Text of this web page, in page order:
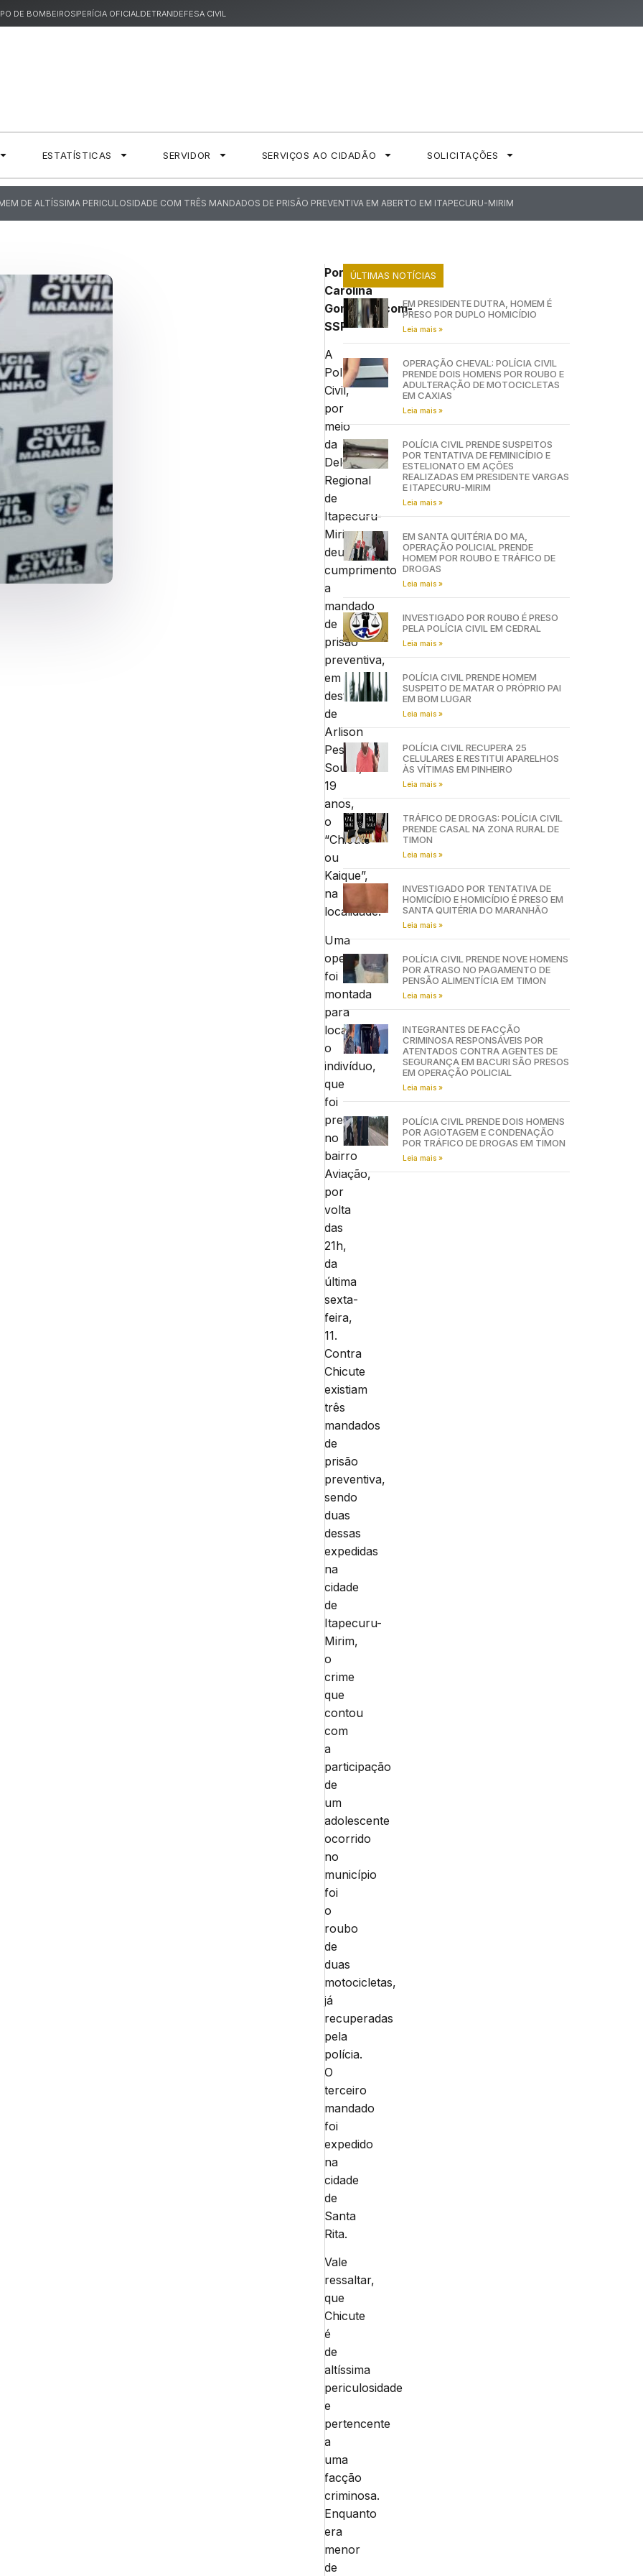
DE BOMBEIROSPERÍCIA OFICIALDETRANDEFESA CIVIL
ESTATÍSTICAS SERVIDOR SERVIÇOS AO CIDADÃO SOLICITAÇÕES
DE ALTÍSSIMA PERICULOSIDADE COM TRÊS MANDADOS DE PRISÃO PREVENTIVA EM ABERTO EM ITAPECURU-MIRIM
Por:
Carolina
Gomes/Ascom-
SSP
A
Polícia
Civil,
por
meio
da
Delegacia
Regional
de
Itapecuru-
Mirim
deu
cumprimento
a
mandado
de
prisão
preventiva,
em
desfavor
de
Arlison
Pestana
Sousa,
19
anos,
o
“Chicute
ou
Kaique”,
na
localidade.
Uma
operação
foi
montada
para
localizar
o
indivíduo,
que
foi
preso
no
bairro
Aviação,
por
volta
das
21h,
da
última
sexta-
feira,
11.
Contra
Chicute
existiam
três
mandados
de
prisão
preventiva,
sendo
duas
dessas
expedidas
na
cidade
de
Itapecuru-
Mirim,
o
crime
que
contou
com
a
participação
de
um
adolescente
ocorrido
no
município
foi
o
roubo
de
duas
motocicletas,
já
recuperadas
pela
polícia.
O
terceiro
mandado
foi
expedido
na
cidade
de
Santa
Rita.
Vale
ressaltar,
que
Chicute
é
de
altíssima
periculosidade
e
pertencente
a
uma
facção
criminosa.
Enquanto
era
menor
de
ÚLTIMAS NOTÍCIAS
EM PRESIDENTE DUTRA, HOMEM É
PRESO POR DUPLO HOMICÍDIO
Leia mais »
OPERAÇÃO CHEVAL: POLÍCIA CIVIL
PRENDE DOIS HOMENS POR ROUBO E
ADULTERAÇÃO DE MOTOCICLETAS
EM CAXIAS
Leia mais »
POLÍCIA CIVIL PRENDE SUSPEITOS
POR TENTATIVA DE FEMINICÍDIO E
ESTELIONATO EM AÇÕES
REALIZADAS EM PRESIDENTE VARGAS
E ITAPECURU-MIRIM
Leia mais »
EM SANTA QUITÉRIA DO MA,
OPERAÇÃO POLICIAL PRENDE
HOMEM POR ROUBO E TRÁFICO DE
DROGAS
Leia mais »
INVESTIGADO POR ROUBO É PRESO
PELA POLÍCIA CIVIL EM CEDRAL
Leia mais »
POLÍCIA CIVIL PRENDE HOMEM
SUSPEITO DE MATAR O PRÓPRIO PAI
EM BOM LUGAR
Leia mais »
POLÍCIA CIVIL RECUPERA 25
CELULARES E RESTITUI APARELHOS
ÀS VÍTIMAS EM PINHEIRO
Leia mais »
TRÁFICO DE DROGAS: POLÍCIA CIVIL
PRENDE CASAL NA ZONA RURAL DE
TIMON
Leia mais »
INVESTIGADO POR TENTATIVA DE
HOMICÍDIO E HOMICÍDIO É PRESO EM
SANTA QUITÉRIA DO MARANHÃO
Leia mais »
POLÍCIA CIVIL PRENDE NOVE HOMENS
POR ATRASO NO PAGAMENTO DE
PENSÃO ALIMENTÍCIA EM TIMON
Leia mais »
INTEGRANTES DE FACÇÃO
CRIMINOSA RESPONSÁVEIS POR
ATENTADOS CONTRA AGENTES DE
SEGURANÇA EM BACURI SÃO PRESOS
EM OPERAÇÃO POLICIAL
Leia mais »
POLÍCIA CIVIL PRENDE DOIS HOMENS
POR AGIOTAGEM E CONDENAÇÃO
POR TRÁFICO DE DROGAS EM TIMON
Leia mais »